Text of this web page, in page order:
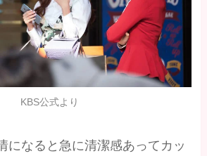
KBS公式より
になると急に清潔感あってカッ